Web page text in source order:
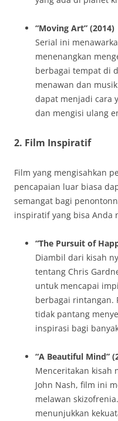
“Moving Art” (2014)
Serial ini
menenangkan
berbagai tempat di
menawan dan
dapat menjadi cara
dan mengisi ulang
2. Film Inspiratif
Film yang mengisahkan
pencapaian luar biasa
semangat bagi
inspiratif yang bisa Anda
“The Pursuit of
Diambil dari kisah
tentang Chris
untuk mencapai
berbagai rintangan.
tidak pantang
inspirasi bagi
“A Beautiful Mind”
Menceritakan kisah
John Nash, film ini
melawan
menunjukkan